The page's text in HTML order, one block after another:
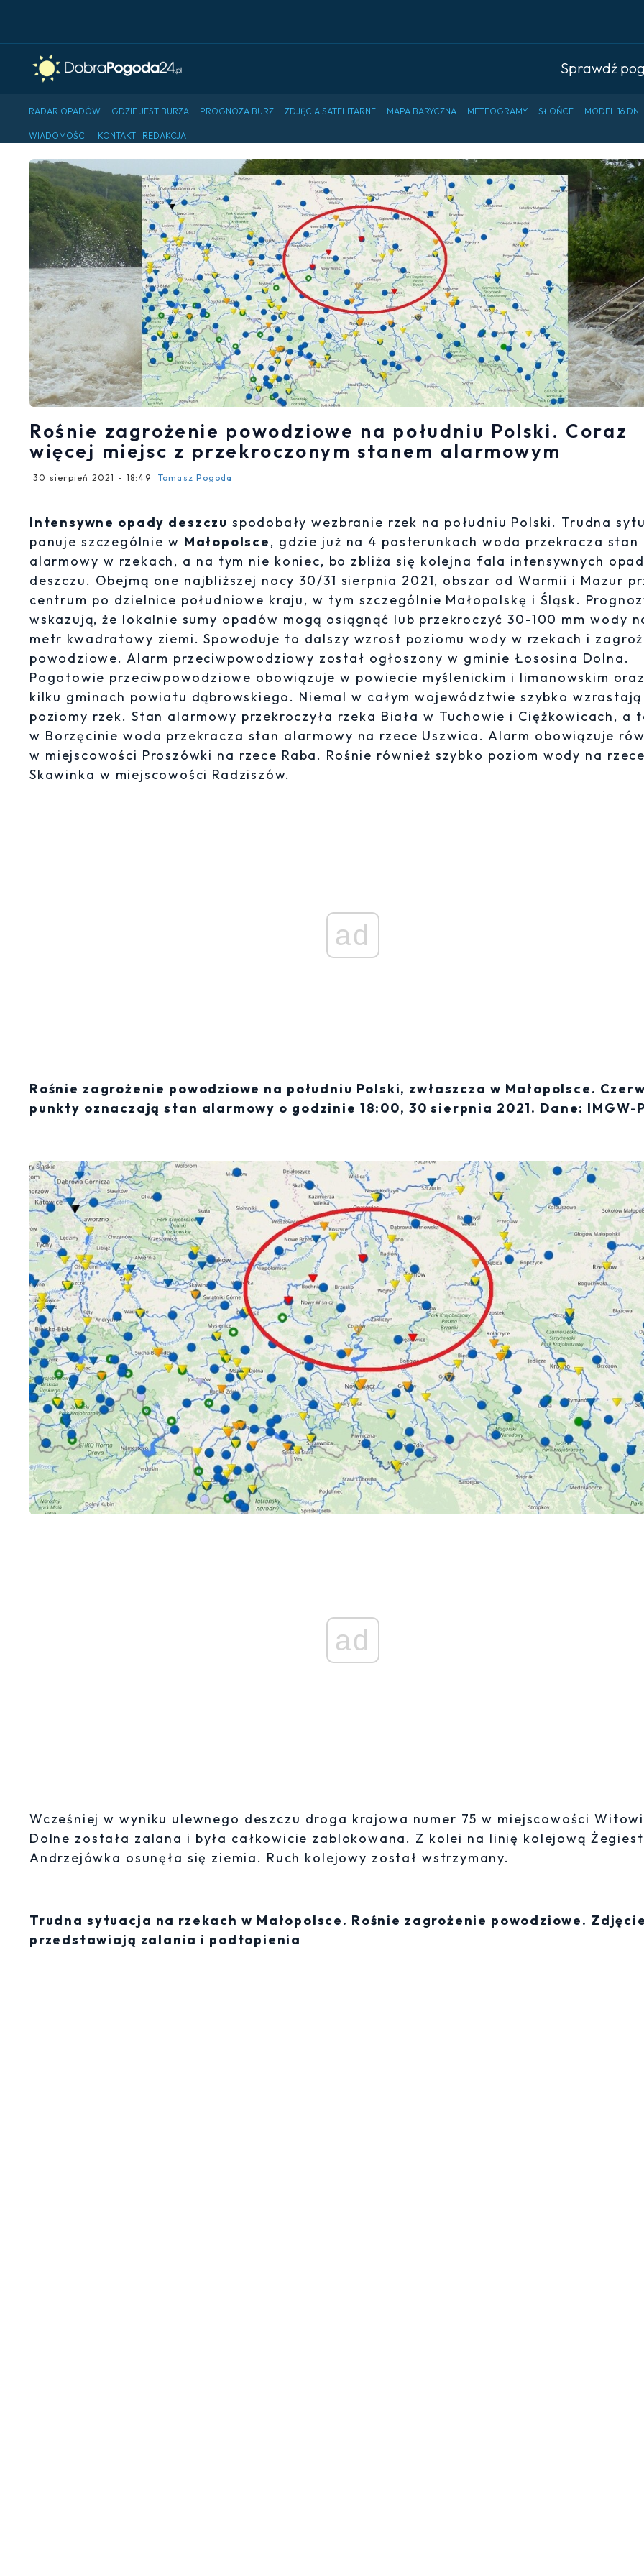
Sprawdź
RADAR OPADÓW GDZIE JEST BURZA PROGNOZA BURZ ZDJĘCIA SATELITARNE MAPA BARYCZNA METEOGRAMY SŁOŃCE MODEL 16 DNI
WIADOMOŚCI KONTAKT I REDAKCJA
Rośnie zagrożenie powodziowe na południu Polski. Coraz
więcej miejsc z przekroczonym stanem alarmowym
30 sierpień 2021 - 18:49 Tomasz Pogoda
Intensywne opady deszczu spodobały wezbranie rzek na południu Polski. Trudna
panuje szczególnie w Małopolsce, gdzie już na 4 posterunkach woda przekracza stan
alarmowy w rzekach, a na tym nie koniec, bo zbliża się kolejna fala intensywnych
deszczu. Obejmą one najbliższej nocy 30/31 sierpnia 2021, obszar od Warmii i Mazur
centrum po dzielnice południowe kraju, w tym szczególnie Małopolskę i Śląsk.
wskazują, że lokalnie sumy opadów mogą osiągnąć lub przekroczyć 30-100 mm wody
metr kwadratowy ziemi. Spowoduje to dalszy wzrost poziomu wody w rzekach i
powodziowe. Alarm przeciwpowodziowy został ogłoszony w gminie Łososina Dolna.
Pogotowie przeciwpowodziowe obowiązuje w powiecie myślenickim i limanowskim oraz
kilku gminach powiatu dąbrowskiego. Niemal w całym województwie szybko wzrastają
poziomy rzek. Stan alarmowy przekroczyła rzeka Biała w Tuchowie i Ciężkowicach, a
w Borzęcinie woda przekracza stan alarmowy na rzece Uszwica. Alarm obowiązuje
w miejscowości Proszówki na rzece Raba. Rośnie również szybko poziom wody na rzece
Skawinka w miejscowości Radziszów.
ad
Rośnie zagrożenie powodziowe na południu Polski, zwłaszcza w Małopolsce.
punkty oznaczają stan alarmowy o godzinie 18:00, 30 sierpnia 2021. Dane: IMGW-
ad
Wcześniej w wyniku ulewnego deszczu droga krajowa numer 75 w miejscowości
Dolne została zalana i była całkowicie zablokowana. Z kolei na linię kolejową
Andrzejówka osunęła się ziemia. Ruch kolejowy został wstrzymany.
Trudna sytuacja na rzekach w Małopolsce. Rośnie zagrożenie powodziowe. Zdjęcie
przedstawiają zalania i podtopienia